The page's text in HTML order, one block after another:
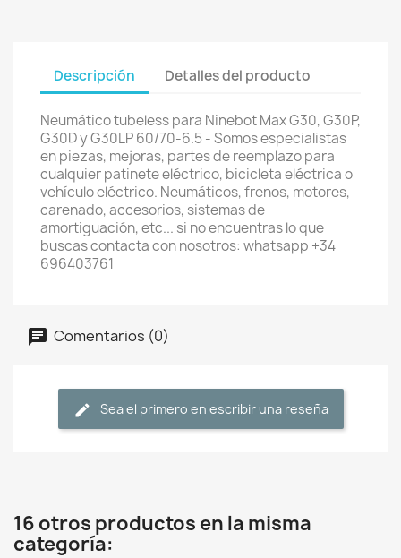
Descripción Detalles del producto
Neumático tubeless para Ninebot Max G30, G30P,
G30D y G30LP 60/70-6.5 - Somos especialistas
en piezas, mejoras, partes de reemplazo para
cualquier patinete eléctrico, bicicleta eléctrica o
vehículo eléctrico. Neumáticos, frenos, motores,
carenado, accesorios, sistemas de
amortiguación, etc... si no encuentras lo que
buscas contacta con nosotros: whatsapp +34
696403761
Comentarios (0)
Sea el primero en escribir una reseña
16 otros productos en la misma
categoría: